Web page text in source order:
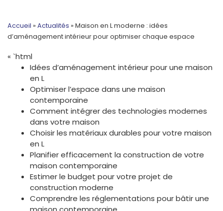
Accueil » Actualités » Maison en L moderne : idées
d’aménagement intérieur pour optimiser chaque espace
« `html
Idées d’aménagement intérieur pour une maison
en L
Optimiser l’espace dans une maison
contemporaine
Comment intégrer des technologies modernes
dans votre maison
Choisir les matériaux durables pour votre maison
en L
Planifier efficacement la construction de votre
maison contemporaine
Estimer le budget pour votre projet de
construction moderne
Comprendre les réglementations pour bâtir une